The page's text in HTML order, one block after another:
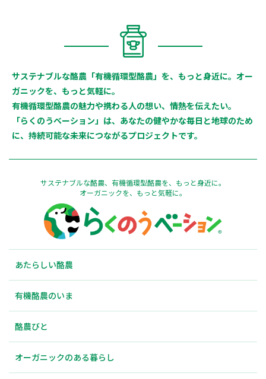
サステナブルな酪農「有機循環型酪農」を、もっと身近に。オー
ガニックを、もっと気軽に。
有機循環型酪農の魅力や携わる人の想い、情熱を伝えたい。
「らくのうベーション」は、あなたの健やかな毎日と地球のため
に、持続可能な未来につながるプロジェクトです。
サステナブルな酪農、有機循環型酪農を、もっと身近に。
オーガニックを、もっと気軽に。
あたらしい酪農
有機酪農のいま
酪農びと
オーガニックのある暮らし